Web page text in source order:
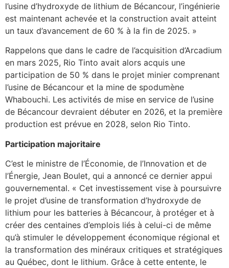
l’usine d’hydroxyde de lithium de Bécancour, l’ingénierie
est maintenant achevée et la construction avait atteint
un taux d’avancement de 60 % à la fin de 2025. »
Rappelons que dans le cadre de l’acquisition d’Arcadium
en mars 2025, Rio Tinto avait alors acquis une
participation de 50 % dans le projet minier comprenant
l’usine de Bécancour et la mine de spodumène
Whabouchi. Les activités de mise en service de l’usine
de Bécancour devraient débuter en 2026, et la première
production est prévue en 2028, selon Rio Tinto.
Participation majoritaire
C’est le ministre de l’Économie, de l’Innovation et de
l’Énergie, Jean Boulet, qui a annoncé ce dernier appui
gouvernemental. « Cet investissement vise à poursuivre
le projet d’usine de transformation d’hydroxyde de
lithium pour les batteries à Bécancour, à protéger et à
créer des centaines d’emplois liés à celui-ci de même
qu’à stimuler le développement économique régional et
la transformation des minéraux critiques et stratégiques
au Québec, dont le lithium. Grâce à cette entente, le